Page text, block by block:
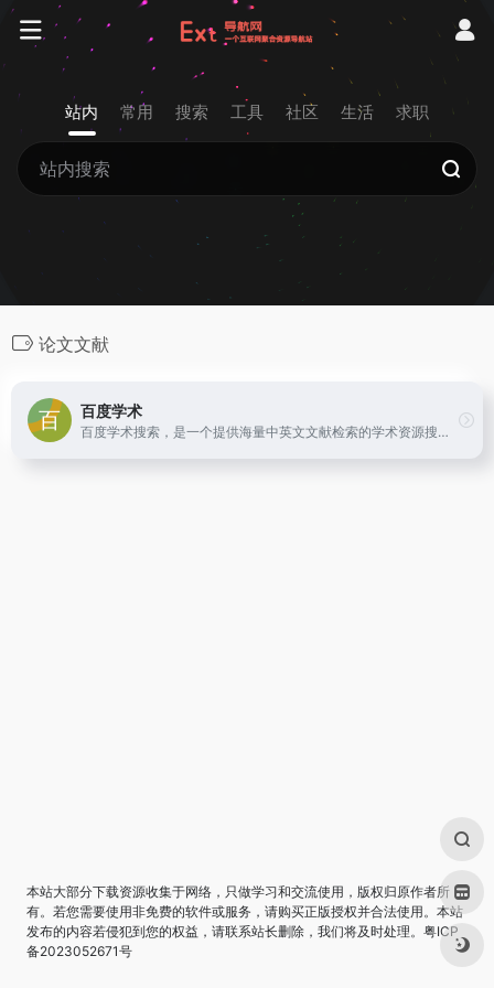
站内 常用 搜索 工具 社区 生活 求职
论文文献
百度学术
百度学术搜索，是一个提供海量中英文文献检索的学术资源搜索平台，涵盖了各类学术期刊、学位、会议论文，旨在为国内外学者提供最好的科研体验。
本站大部分下载资源收集于网络，只做学习和交流使用，版权归原作者所
有。若您需要使用非免费的软件或服务，请购买正版授权并合法使用。本站
发布的内容若侵犯到您的权益，请联系站长删除，我们将及时处理。 粤ICP
备2023052671号